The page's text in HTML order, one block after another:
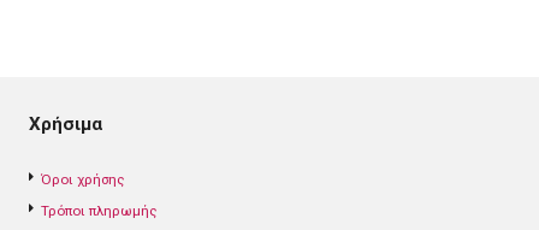
Χρήσιμα
Όροι χρήσης
Τρόποι πληρωμής